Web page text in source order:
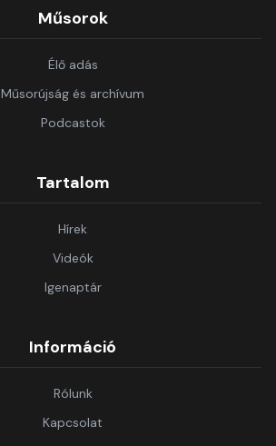
Műsorok
Élő adás
Műsorújság és archívum
Podcastok
Tartalom
Hírek
Videók
Igenaptár
Információ
Rólunk
Kapcsolat